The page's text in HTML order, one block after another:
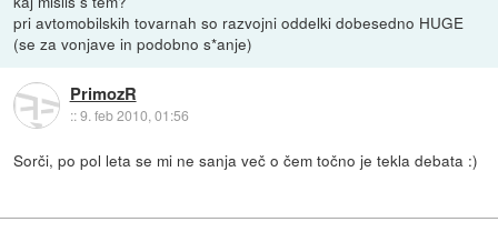
pri avtomobilskih tovarnah so razvojni oddelki dobesedno HUGE
(se za vonjave in podobno s*anje)
PrimozR
::9. feb 2010, 01:56
Sorči, po pol leta se mi ne sanja več o čem točno je tekla debata :)